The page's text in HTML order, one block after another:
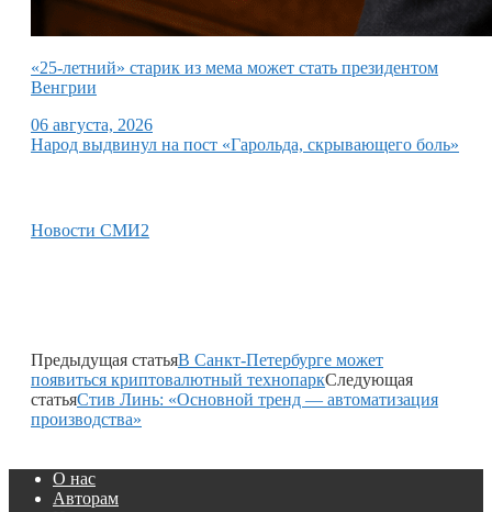
«25-летний» старик из мема может стать президентом
Венгрии
06 августа, 2026
Народ выдвинул на пост «Гарольда, скрывающего боль»
Новости СМИ2
Предыдущая статьяВ Санкт-Петербурге может
появиться криптовалютный технопаркСледующая
статьяСтив Линь: «Основной тренд — автоматизация
производства»
О нас
Авторам